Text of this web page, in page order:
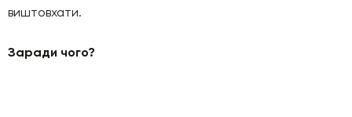
виштовхати.
Заради чого?